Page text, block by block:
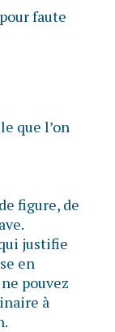
faute
que l’on
figure, de
justifie
en
pouvez
à